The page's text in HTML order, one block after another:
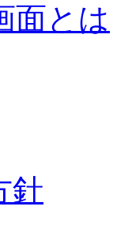
面とは
針